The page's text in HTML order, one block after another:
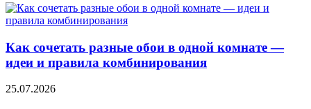
Как сочетать разные обои в одной комнате —
идеи и правила комбинирования
25.07.2026